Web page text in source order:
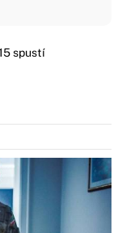
spustí